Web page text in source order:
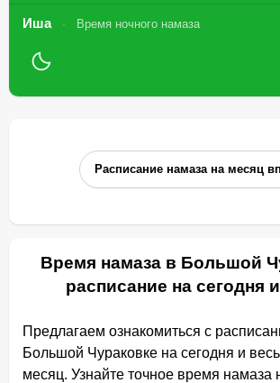
Иша Время ночного намаза
Расписание намаза на месяц
Время намаза в Большой
расписание на сегодня
Предлагаем ознакомиться с
Большой Чураковке на сегодня и
месяц. Узнайте точное время намаза